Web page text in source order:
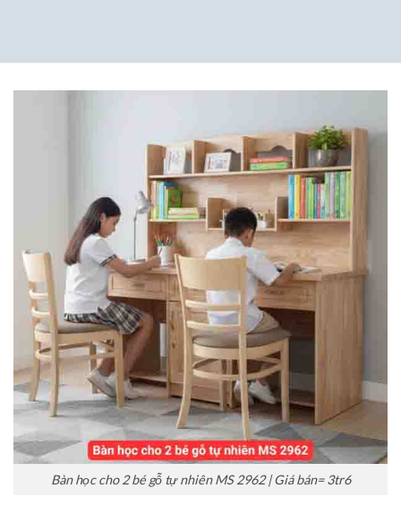
Bàn học cho 2 bé gỗ tự nhiên MS 2962 | Giá bán= 3tr6